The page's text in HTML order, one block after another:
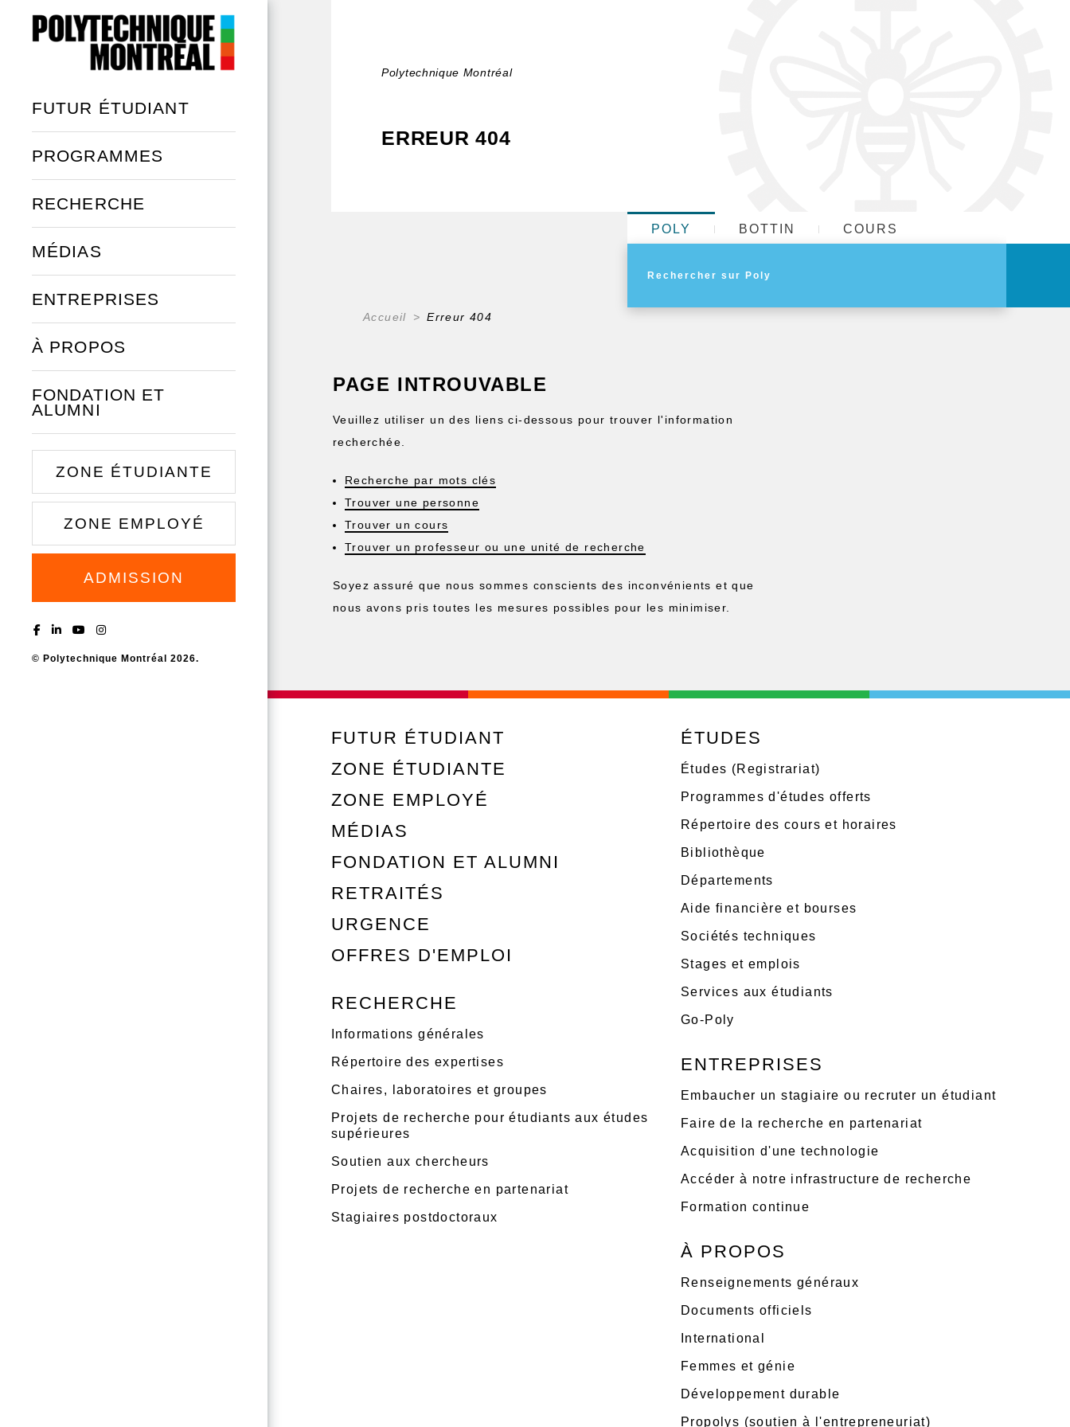
FUTUR ÉTUDIANT
PROGRAMMES
RECHERCHE
MÉDIAS
ENTREPRISES
À PROPOS
FONDATION ET
ALUMNI
ZONE ÉTUDIANTE
ZONE EMPLOYÉ
ADMISSION
© Polytechnique Montréal 2026.
Polytechnique Montréal
ERREUR 404
POLY BOTTIN COURS
Accueil Erreur 404
PAGE INTROUVABLE
Veuillez utiliser un des liens ci-dessous pour trouver l'information
recherchée.
Recherche par mots clés
Trouver une personne
Trouver un cours
Trouver un professeur ou une unité de recherche
Soyez assuré que nous sommes conscients des inconvénients et que
nous avons pris toutes les mesures possibles pour les minimiser.
FUTUR ÉTUDIANT
ZONE ÉTUDIANTE
ZONE EMPLOYÉ
MÉDIAS
FONDATION ET ALUMNI
RETRAITÉS
URGENCE
OFFRES D'EMPLOI
ÉTUDES
Études (Registrariat)
Programmes d'études offerts
Répertoire des cours et horaires
Bibliothèque
Départements
Aide financière et bourses
Sociétés techniques
Stages et emplois
Services aux étudiants
Go-Poly
RECHERCHE
Informations générales
Répertoire des expertises
Chaires, laboratoires et groupes
Projets de recherche pour étudiants aux études
supérieures
Soutien aux chercheurs
Projets de recherche en partenariat
Stagiaires postdoctoraux
ENTREPRISES
Embaucher un stagiaire ou recruter un étudiant
Faire de la recherche en partenariat
Acquisition d'une technologie
Accéder à notre infrastructure de recherche
Formation continue
À PROPOS
Renseignements généraux
Documents officiels
International
Femmes et génie
Développement durable
Propolys (soutien à l'entrepreneuriat)